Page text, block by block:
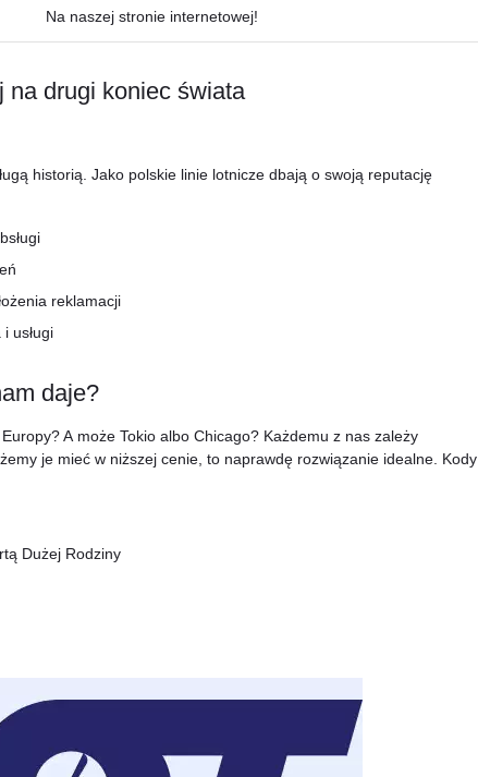
Na naszej stronie internetowej!
drugi koniec świata
historią. Jako polskie linie lotnicze dbają o swoją reputację
reklamacji
usługi
daje?
A może Tokio albo Chicago? Każdemu z nas zależy
je mieć w niższej cenie, to naprawdę rozwiązanie idealne. Kody
Dużej Rodziny